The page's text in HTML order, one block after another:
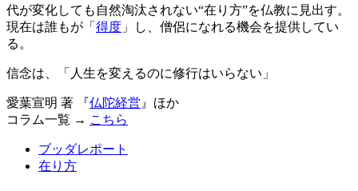
代が変化しても自然淘汰されない“在り方”を仏教に見出す。
現在は誰もが「 得度 」し、僧侶になれる機会を提供してい
る。
信念は、「人生を変えるのに修行はいらない」
愛葉宣明 著 『仏陀経営 』ほか
コラム一覧 → こちら
ブッダレポート
在り方